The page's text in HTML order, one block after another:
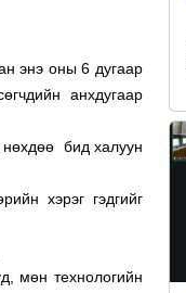
энэ оны 6 дугаар
анхдугаар
бид халуун
хэрэг гэдгийг
мөн технологийн